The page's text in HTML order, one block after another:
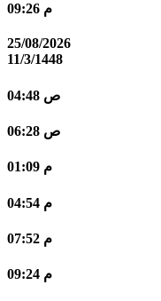
09:26 م
25/08/2026
11/3/1448
04:48 ص
06:28 ص
01:09 م
04:54 م
07:52 م
09:24 م